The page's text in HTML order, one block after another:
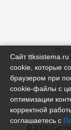
© 2026
Сайт
cookie, которые
браузером при
cookie‑файлы с
оптимизации
корректной
соглашаетесь с